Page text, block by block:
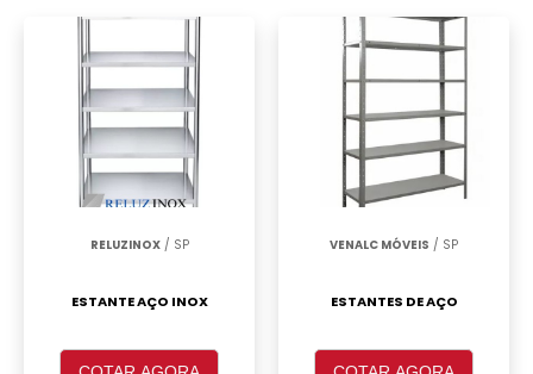
RELUZINOX/ SP
ESTANTE AÇO INOX
VENALC MÓVEIS / SP
ESTANTES DE AÇO